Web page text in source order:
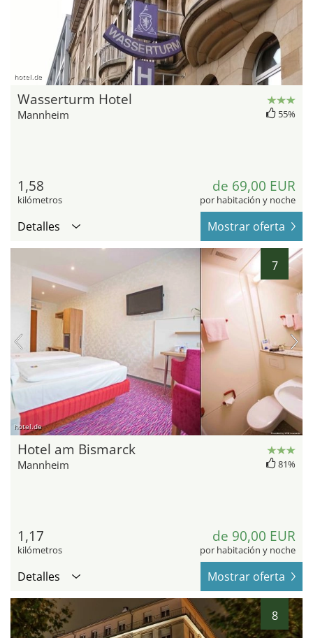
hotel.de
Wasserturm Hotel
Mannheim 55%
1,58
kilómetros
de 69,00 EUR
por habitación y noche
Detalles Mostrar oferta
7
hotel.de
Hotel am Bismarck
Mannheim 81%
1,17
kilómetros
de 90,00 EUR
por habitación y noche
Detalles Mostrar oferta
8